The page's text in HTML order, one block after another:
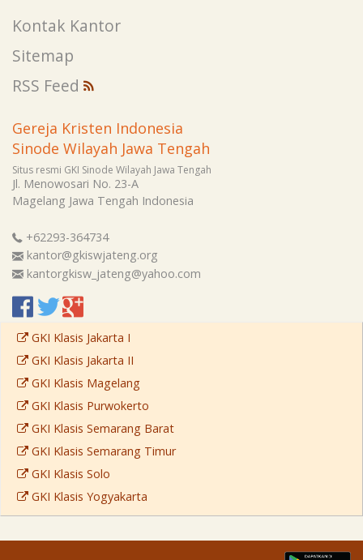
Kontak Kantor
Sitemap
RSS Feed
Gereja Kristen Indonesia
Sinode Wilayah Jawa Tengah
Situs resmi GKI Sinode Wilayah Jawa Tengah
Jl. Menowosari No. 23-A
Magelang Jawa Tengah Indonesia
+62293-364734
kantor@gkiswjateng.org
kantorgkisw_jateng@yahoo.com
GKI Klasis Jakarta I
GKI Klasis Jakarta II
GKI Klasis Magelang
GKI Klasis Purwokerto
GKI Klasis Semarang Barat
GKI Klasis Semarang Timur
GKI Klasis Solo
GKI Klasis Yogyakarta